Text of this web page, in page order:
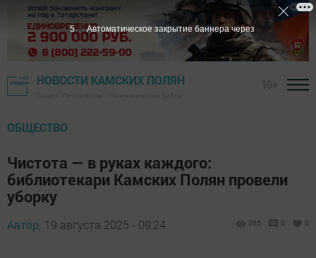
НОВОСТИ КАМСКИХ ПОЛЯН
ОБЩЕСТВО
Чистота — в руках каждого:
библиотекари Камских Полян провели
уборку
Автор, 19 августа 2025 - 09:24 365 0 0
4 Автоматическое закрытие баннера через